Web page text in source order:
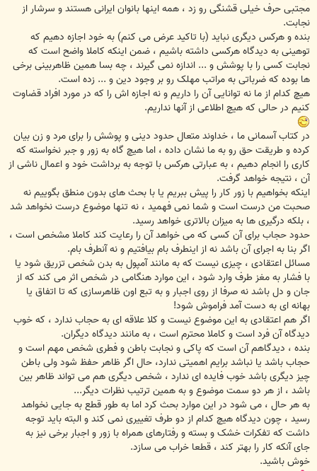
مجتبی حرف خیلی قشنگی رو زد ، همه اینها بانوان ایرانی هستند و سرشار از
نجابت.
بنده و هرکس دیگری نباید (با تاکید عرض می کنم) به خود اجازه دهیم که
توهینی به دیدگاه هرکسی داشته باشیم ، ضمن اینکه کاملا واضح است که
نجابت کسی را با پوشش و ... اندازه نمی گیرند ، چه بسا همین ظاهربینی برخی
ها بوده که ضرباتی به مراتب مهلک رو بر وجود دین و ... زده است.
هیچ کدام از ما نه توانایی آن را داریم و نه اجازه اش را که در مورد افراد قضاوت
کنیم در حالی که هیچ اطلاعی از آنها نداریم.
در کتاب آسمانی ما ، خداوند متعال حدود دینی و پوشش را برای مرد و زن بیان
کرده و طریقت حق رو به ما نشان داده ، اما هیچ گاه به زور و جبر نخواسته که
کاری را انجام دهیم ، به عبارتی هرکس با توجه به برداشت خود و اعمال ناشی از
آن ، نتیجه خواهد گرفت.
اینکه بخواهیم با زور کار را پیش ببریم یا با بحث های بدون منطق بگوییم نه
صحبت من درست است و شما نمی فهمید ، نه تنها موضوع درست نخواهد شد
، بلکه درگیری ها به میزان بالاتری خواهد رسید.
حدود حجاب برای آن کسی که می خواهد آن را رعایت کند کاملا مشخص است ،
اگر بنا به اجرای آن باشد نه از اینطرف بام بیافتیم و نه آنطرف بام.
مسائل اعتقادی ، چیزی نیست که به مانند آمپول به بدن شخص تزریق شود یا
با فشار به مغز طرف وارد شود ، این موارد هنگامی در شخص اثر می کند که از
جان و دل باشد نه صرفا از روی اجبار و به تبع اون ظاهرسازی که تا اتفاق یا
بهانه ای به دست آمد فراموش شود!
اگر هم اعتقادی به این موضوع نیست و کلا علاقه ای به حجاب ندارد ، که خوب
دیدگاه آن فرد است و کاملا محترم است ، به مانند دیدگاه دیگران.
بنده ، دیدگاهم آن است که پاکی و نجابت باطن و فطری شخص مهم است و
حجاب باشد یا نباشد برایم اهمیتی ندارد، حال اگر ظاهر حفظ شود ولی باطن
چیز دیگری باشد خوب فایده ای ندارد ، شخص دیگری هم می تواند ظاهر بین
باشد ، از هر دو سمت موضوع و به همین ترتیب نظرات دیگر...
به هر حال ، می شود در این موارد بحث کرد اما به طور قطع به جایی نخواهد
رسید ، چون دیدگاه هیچ کدام از دو طرف تغییری نمی کند و البته باید توجه
داشت که تفکرات خشک و بسته و رفتارهای همراه با زور و اجبار برخی نیز به
جای آنکه کار را بهتر کند ، قطعا خراب می سازد.
خوش باشید.